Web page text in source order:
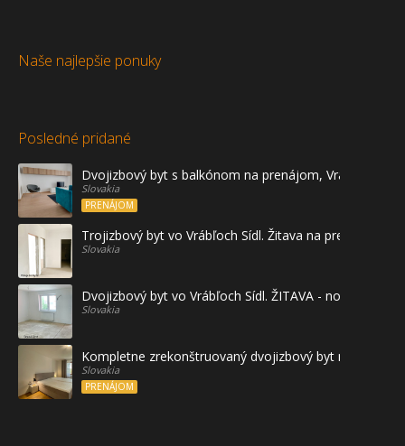
Naše najlepšie ponuky
Posledné pridané
Dvojizbový byt s balkónom na prenájom, Vráble
Slovakia
PRENÁJOM
Trojizbový byt vo Vrábľoch Sídl. Žitava na predaj - prvé
Slovakia
Dvojizbový byt vo Vrábľoch Sídl. ŽITAVA - novostavba
Slovakia
Kompletne zrekonštruovaný dvojizbový byt na
Slovakia
PRENÁJOM